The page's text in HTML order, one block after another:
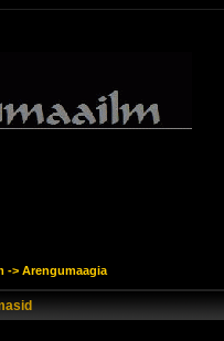
-> Arengumaagia